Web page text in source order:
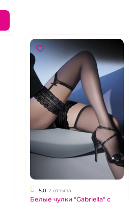
5.0 2 отзыва
Белые чулки "Gabriella" с